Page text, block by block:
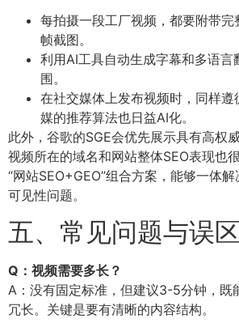
每拍摄一段工厂视频，都要附带
帧截图。
利用AI工具自动生成字幕和多语言
围。
在社交媒体上发布视频时，同样遵
媒的推荐算法也日益AI化。
此外，谷歌的SGE会优先展示具有高权
视频所在的域名和网站整体SEO表现也
“网站SEO+GEO”组合方案，能够一体
可见性问题。
五、常见问题与误区
Q：视频需要多长？
A：没有固定标准，但建议3-5分钟，既
冗长。关键是要有清晰的内容结构。